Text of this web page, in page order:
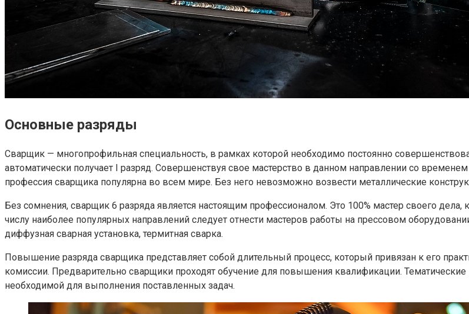
Основные разряды
Сварщик — многопрофильная специальность, в рамках которой необходимо постоянно
автоматически получает I разряд. Совершенствуя свое мастерство в данном направлении со
профессия сварщика популярна во всем мире. Без него невозможно возвести металлические
Без сомнения, сварщик 6 разряда является настоящим профессионалом. Это 100% мастер своего
числу наиболее популярных направлений следует отнести мастеров работы на прессовом
диффузная сварная установка, термитная сварка.
Повышение разряда сварщика представляет собой длительный процесс, который привязан к его
комиссии. Предварительно сварщики проходят обучение для повышения квалификации.
необходимой для выполнения поставленных задач.